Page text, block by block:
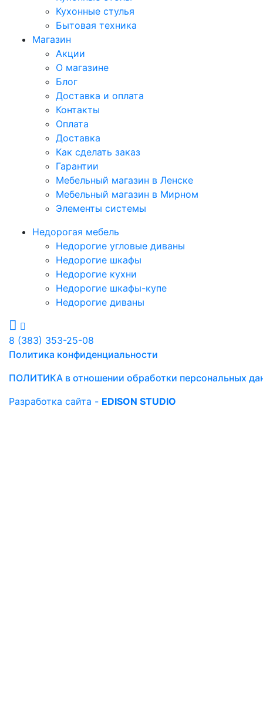
Кухонные стулья
Бытовая техника
Магазин
Акции
О магазине
Блог
Доставка и оплата
Контакты
Оплата
Доставка
Как сделать заказ
Гарантии
Мебельный магазин в Ленске
Мебельный магазин в Мирном
Элементы системы
Недорогая мебель
Недорогие угловые диваны
Недорогие шкафы
Недорогие кухни
Недорогие шкафы-купе
Недорогие диваны
8 (383) 353-25-08
Политика конфиденциальности
ПОЛИТИКА в отношении обработки персональных
Разработка сайта - EDISON STUDIO